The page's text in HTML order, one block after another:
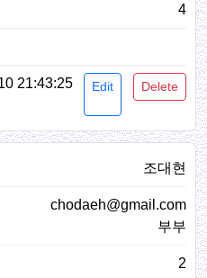
4
21:43:25 Edit Delete
조대현
chodaeh@gmail.com
부부
2